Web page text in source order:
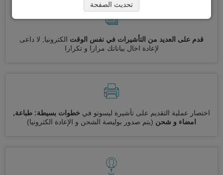
قدم على العديد من التأشيرات في نفس الوقت الكترونيا, لا داعى
لإعادة اخال بياناتك مرارا و تكرارا
اختصار عملية التقديم على تأشيرة ليسوتو في خطوات بسيطة: طباعة,
امضاء و شحن (يتم صدور بوليصة الشحن و الإعادة الكترونيا)
تحديث الصفحة